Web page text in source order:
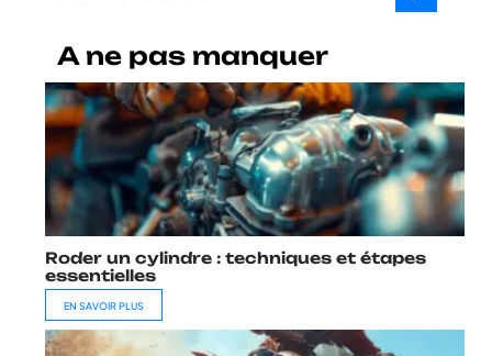
A ne pas manquer
Roder un cylindre : techniques et étapes
essentielles
EN SAVOIR PLUS